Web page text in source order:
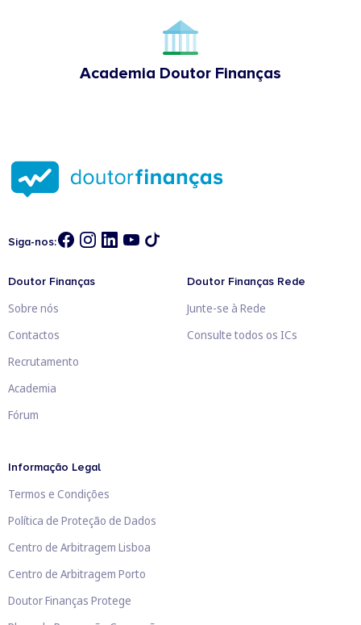
Academia Doutor Finanças
Siga-nos:
Doutor Finanças
Sobre nós
Contactos
Recrutamento
Academia
Fórum
Doutor Finanças Rede
Junte-se à Rede
Consulte todos os ICs
Informação Legal
Termos e Condições
Política de Proteção de Dados
Centro de Arbitragem Lisboa
Centro de Arbitragem Porto
Doutor Finanças Protege